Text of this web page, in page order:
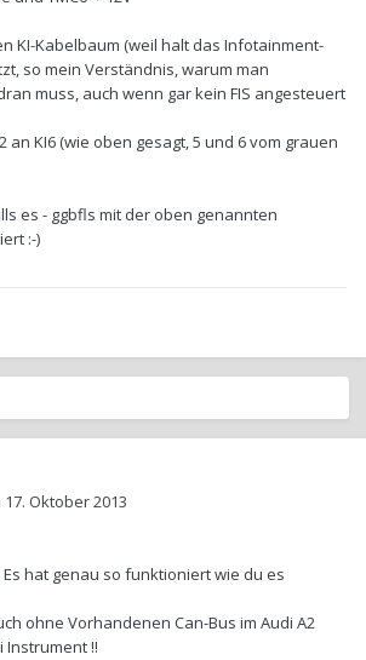
KI-Kabelbaum (weil halt das Infotainment-
so mein Verständnis, warum man
muss, auch wenn gar kein FIS angesteuert
an KI6 (wie oben gesagt, 5 und 6 vom grauen
es - ggbfls mit der oben genannten
:-)
17. Oktober 2013
hat genau so funktioniert wie du es
ohne Vorhandenen Can-Bus im Audi A2
Instrument !!